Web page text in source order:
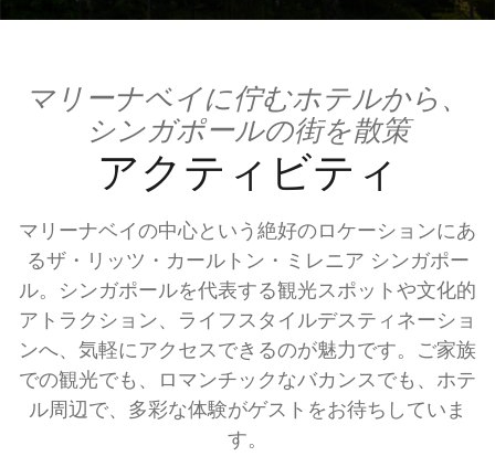
マリーナベイに佇むホテルから、
シンガポールの街を散策
アクティビティ
マリーナベイの中心という絶好のロケーションにあ
るザ・リッツ・カールトン・ミレニア シンガポー
ル。シンガポールを代表する観光スポットや文化的
アトラクション、ライフスタイルデスティネーショ
ンへ、気軽にアクセスできるのが魅力です。ご家族
での観光でも、ロマンチックなバカンスでも、ホテ
ル周辺で、多彩な体験がゲストをお待ちしていま
す。